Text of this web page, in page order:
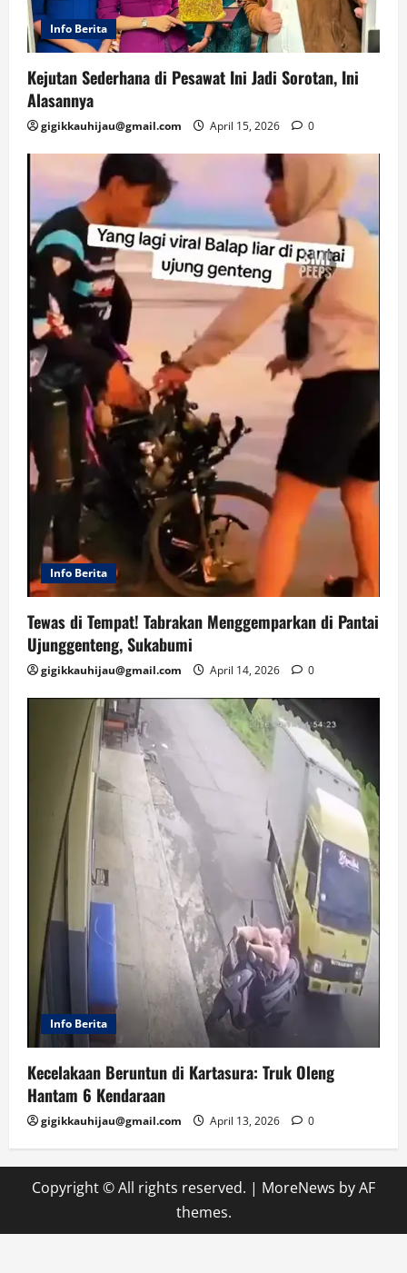
Info Berita
Kejutan Sederhana di Pesawat Ini Jadi Sorotan, Ini
Alasannya
gigikkauhijau@gmail.com April 15, 2026 0
Info Berita
Tewas di Tempat! Tabrakan Menggemparkan di Pantai
Ujunggenteng, Sukabumi
gigikkauhijau@gmail.com April 14, 2026 0
Info Berita
Kecelakaan Beruntun di Kartasura: Truk Oleng
Hantam 6 Kendaraan
gigikkauhijau@gmail.com April 13, 2026 0
Copyright © All rights reserved. | MoreNews by AF
themes.